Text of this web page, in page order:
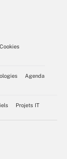
Agenda
Projets IT